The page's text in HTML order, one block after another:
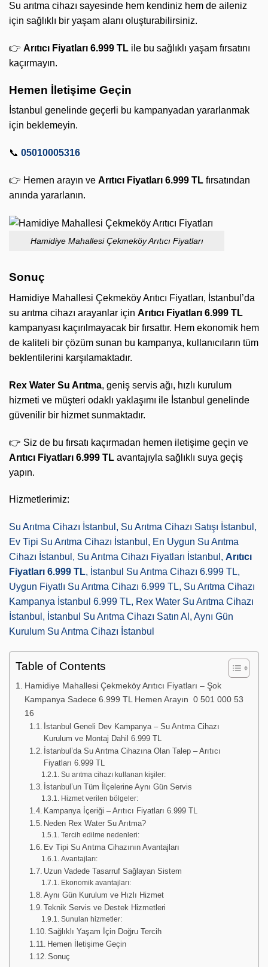
Su arıtma cihazı sayesinde hem kendiniz hem de aileniz
için sağlıklı bir yaşam alanı oluşturabilirsiniz.
👉 Arıtıcı Fiyatları 6.999 TL ile bu sağlıklı yaşam fırsatını
kaçırmayın.
Hemen İletişime Geçin
İstanbul genelinde geçerli bu kampanyadan yararlanmak
için beklemeyin.
📞 05010005316
👉 Hemen arayın ve Arıtıcı Fiyatları 6.999 TL fırsatından
anında yararlanın.
Hamidiye Mahallesi Çekmeköy Arıtıcı Fiyatları
Sonuç
Hamidiye Mahallesi Çekmeköy Arıtıcı Fiyatları, İstanbul’da
su arıtma cihazı arayanlar için Arıtıcı Fiyatları 6.999 TL
kampanyası kaçırılmayacak bir fırsattır. Hem ekonomik hem
de kaliteli bir çözüm sunan bu kampanya, kullanıcıların tüm
beklentilerini karşılamaktadır.
Rex Water Su Arıtma, geniş servis ağı, hızlı kurulum
hizmeti ve müşteri odaklı yaklaşımı ile İstanbul genelinde
güvenilir bir hizmet sunmaktadır.
👉 Siz de bu fırsatı kaçırmadan hemen iletişime geçin ve
Arıtıcı Fiyatları 6.999 TL avantajıyla sağlıklı suya geçiş
yapın.
Hizmetlerimiz:
Su Arıtma Cihazı İstanbul, Su Arıtma Cihazı Satışı İstanbul,
Ev Tipi Su Arıtma Cihazı İstanbul, En Uygun Su Arıtma
Cihazı İstanbul, Su Arıtma Cihazı Fiyatları İstanbul, Arıtıcı
Fiyatları 6.999 TL, İstanbul Su Arıtma Cihazı 6.999 TL,
Uygun Fiyatlı Su Arıtma Cihazı 6.999 TL, Su Arıtma Cihazı
Kampanya İstanbul 6.999 TL, Rex Water Su Arıtma Cihazı
İstanbul, İstanbul Su Arıtma Cihazı Satın Al, Aynı Gün
Kurulum Su Arıtma Cihazı İstanbul
Table of Contents
Hamidiye Mahallesi Çekmeköy Arıtıcı Fiyatları – Şok
Kampanya Sadece 6.999 TL Hemen Arayın 0 501 000 53
16
İstanbul Geneli Dev Kampanya – Su Arıtma Cihazı
Kurulum ve Montaj Dahil 6.999 TL
İstanbul’da Su Arıtma Cihazına Olan Talep – Arıtıcı
Fiyatları 6.999 TL
Su arıtma cihazı kullanan kişiler:
İstanbul’un Tüm İlçelerine Aynı Gün Servis
Hizmet verilen bölgeler:
Kampanya İçeriği – Arıtıcı Fiyatları 6.999 TL
Neden Rex Water Su Arıtma?
Tercih edilme nedenleri:
Ev Tipi Su Arıtma Cihazının Avantajları
Avantajları:
Uzun Vadede Tasarruf Sağlayan Sistem
Ekonomik avantajları:
Aynı Gün Kurulum ve Hızlı Hizmet
Teknik Servis ve Destek Hizmetleri
Sunulan hizmetler:
Sağlıklı Yaşam İçin Doğru Tercih
Hemen İletişime Geçin
Sonuç